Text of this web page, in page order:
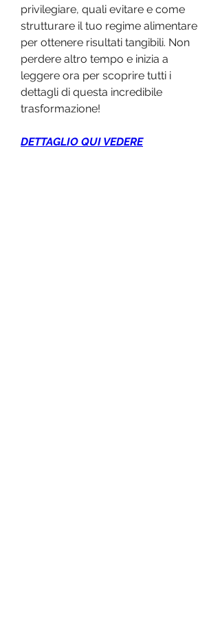
privilegiare, quali evitare e come
strutturare il tuo regime alimentare
per ottenere risultati tangibili. Non
perdere altro tempo e inizia a
leggere ora per scoprire tutti i
dettagli di questa incredibile
trasformazione!
DETTAGLIO QUI VEDERE